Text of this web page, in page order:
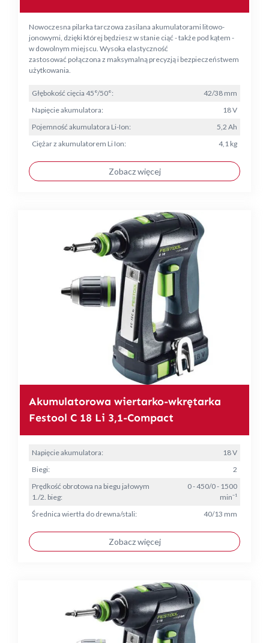
Nowoczesna pilarka tarczowa zasilana akumulatorami litowo-
jonowymi, dzięki której będziesz w stanie ciąć - także pod kątem -
w dowolnym miejscu. Wysoka elastyczność
zastosować połączona z maksymalną precyzją i bezpieczeństwem
użytkowania.
Głębokość cięcia 45°/50°:
42/38 mm
Napięcie akumulatora:
18 V
Pojemność akumulatora Li-Ion:
5,2 Ah
Ciężar z akumulatorem Li Ion:
4,1 kg
Zobacz więcej
Akumulatorowa wiertarko-wkrętarka
Festool C 18 Li 3,1-Compact
Napięcie akumulatora:
18 V
Biegi:
2
Prędkość obrotowa na biegu jałowym
1./2. bieg:
0 - 450/0 - 1500
min⁻¹
Średnica wiertła do drewna/stali:
40/13 mm
Zobacz więcej